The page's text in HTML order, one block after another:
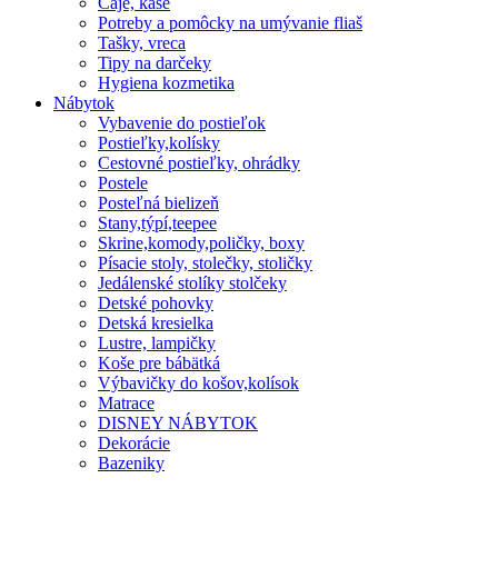
Potreby a pomôcky na umývanie fliaš
Tašky, vreca
Tipy na darčeky
Hygiena kozmetika
Nábytok
Vybavenie do postieľok
Postieľky,kolísky
Cestovné postieľky, ohrádky
Postele
Posteľná bielizeň
Stany,týpí,teepee
Skrine,komody,poličky, boxy
Písacie stoly, stolečky, stoličky
Jedálenské stolíky stolčeky
Detské pohovky
Detská kresielka
Lustre, lampičky
Koše pre bábätká
Výbavičky do košov,kolísok
Matrace
DISNEY NÁBYTOK
Dekorácie
Bazeniky